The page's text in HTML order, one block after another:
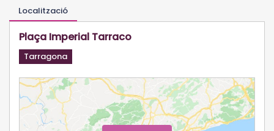
Localització
Plaça Imperial Tarraco
Tarragona